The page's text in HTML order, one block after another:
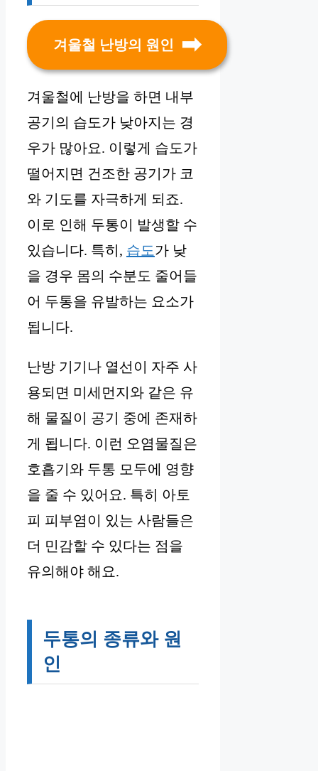
겨울철 난방의 원인
겨울철에 난방을 하면 내부
공기의 습도가 낮아지는 경
우가 많아요. 이렇게 습도가
떨어지면 건조한 공기가 코
와 기도를 자극하게 되죠.
이로 인해 두통이 발생할 수
있습니다. 특히, 습도가 낮
을 경우 몸의 수분도 줄어들
어 두통을 유발하는 요소가
됩니다.
난방 기기나 열선이 자주 사
용되면 미세먼지와 같은 유
해 물질이 공기 중에 존재하
게 됩니다. 이런 오염물질은
호흡기와 두통 모두에 영향
을 줄 수 있어요. 특히 아토
피 피부염이 있는 사람들은
더 민감할 수 있다는 점을
유의해야 해요.
두통의 종류와 원
인